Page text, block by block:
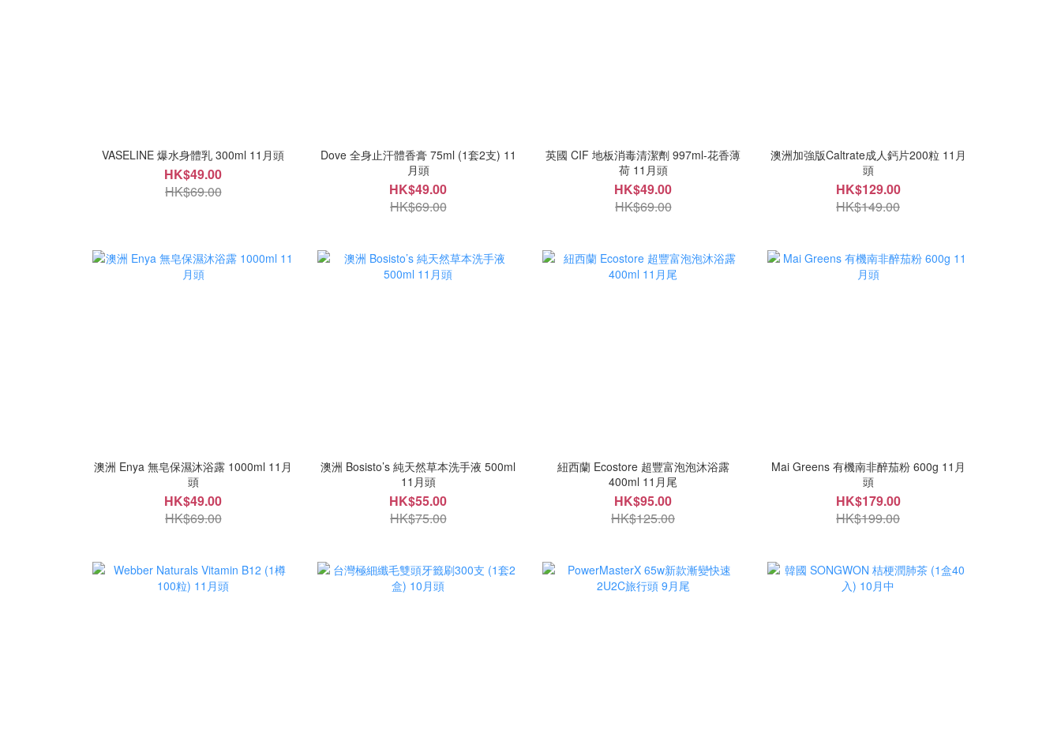
VASELINE 爆水身體乳 300ml 11月頭
HK$49.00
HK$69.00
Dove 全身止汗體香膏 75ml (1套2支) 11
月頭
HK$49.00
HK$69.00
英國 CIF 地板消毒清潔劑 997ml-花香薄
荷 11月頭
HK$49.00
HK$69.00
澳洲加強版Caltrate成人鈣片200粒 11月
頭
HK$129.00
HK$149.00
澳洲 Enya 無皂保濕沐浴露 1000ml 11月
頭
HK$49.00
HK$69.00
澳洲 Bosisto’s 純天然草本洗手液 500ml
11月頭
HK$55.00
HK$75.00
紐西蘭 Ecostore 超豐富泡泡沐浴露
400ml 11月尾
HK$95.00
HK$125.00
Mai Greens 有機南非醉茄粉 600g 11月
頭
HK$179.00
HK$199.00